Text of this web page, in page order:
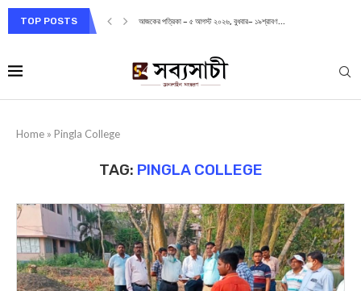
TOP POSTS আজকের পত্রিকা – ৫ আগস্ট ২০২৬, বুধবার– ১৯শ্রাবণ...
Home » Pingla College
TAG: PINGLA COLLEGE